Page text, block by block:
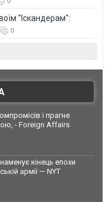
"Іскандерам":
0
і прагне
- Foreign Affairs
кінець епохи
армії — NYT